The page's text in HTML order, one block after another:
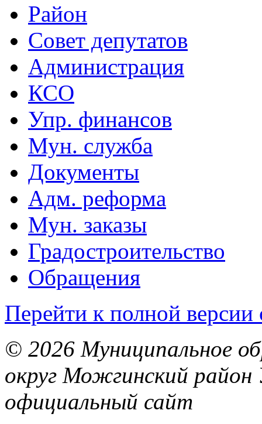
Район
Совет депутатов
Администрация
КСО
Упр. финансов
Мун. служба
Документы
Адм. реформа
Мун. заказы
Градостроительство
Обращения
Перейти к полной версии
© 2026 Муниципальное
округ Можгинский район
официальный сайт